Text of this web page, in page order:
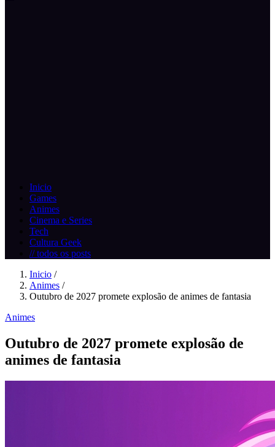
Inicio
Games
Animes
Cinema e Series
Tech
Cultura Geek
// todos os posts
Inicio /
Animes /
Outubro de 2027 promete explosão de animes de fantasia
Animes
Outubro de 2027 promete explosão de
animes de fantasia